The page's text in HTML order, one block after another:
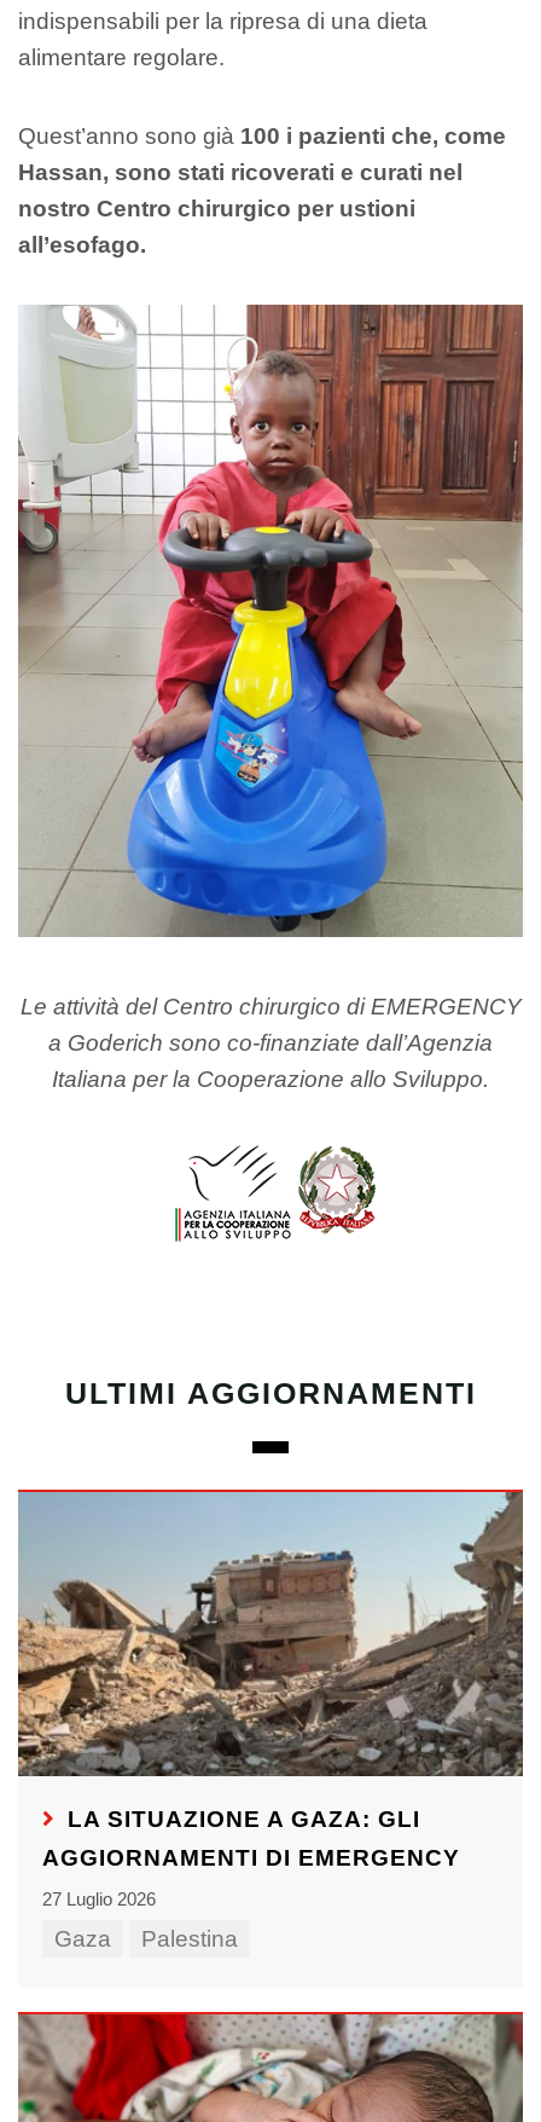
indispensabili per la ripresa di una dieta
alimentare regolare.
Quest’anno sono già 100 i pazienti che, come
Hassan, sono stati ricoverati e curati nel
nostro Centro chirurgico per ustioni
all’esofago.
Le attività del Centro chirurgico di EMERGENCY
a Goderich sono co-finanziate dall’Agenzia
Italiana per la Cooperazione allo Sviluppo.
ULTIMI AGGIORNAMENTI
LA SITUAZIONE A GAZA: GLI
AGGIORNAMENTI DI EMERGENCY
27 Luglio 2026
Gaza Palestina